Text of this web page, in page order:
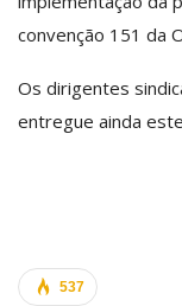
convenção 151 da
Os dirigentes
entregue ainda
537